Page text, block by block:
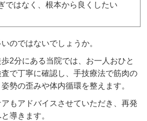
ではなく、根本から良くしたい
のではないでしょうか。
2分にある当院では、お一人おひと
で丁寧に確認し、手技療法で筋肉の
勢の歪みや体内循環を整えます。
もアドバイスさせていただき、再発
導きます。